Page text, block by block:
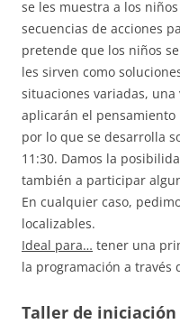
se les muestra a los
secuencias de acciones
pretende que los niños
les sirven como
situaciones variadas,
aplicarán el pensamiento
por lo que se desarrolla
11:30. Damos la
también a participar
En cualquier caso,
localizables.
Ideal para… tener una
la programación a través
Taller de iniciación